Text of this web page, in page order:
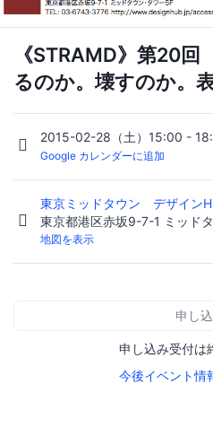
《STRAMD》第20回
るのか。壊すのか。
2015-02-28（土）15:00 -
Google カレンダーに追加
東京ミッドタウン デザイン
東京都港区赤坂9-7-1 ミッド
地図を表示
申し
申し込み受付は
今後イベント情